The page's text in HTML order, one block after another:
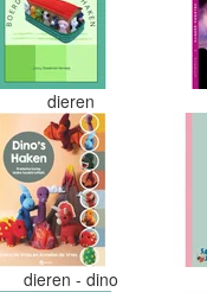
dieren
dieren - dino